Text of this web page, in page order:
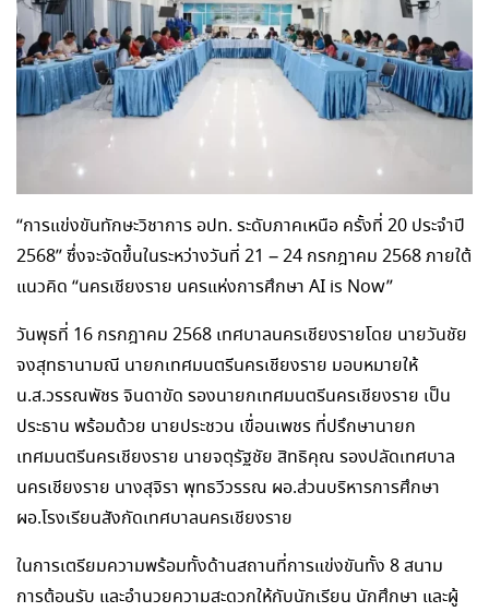
“การแข่งขันทักษะวิชาการ อปท. ระดับภาคเหนือ ครั้งที่ 20 ประจำปี
2568” ซึ่งจะจัดขึ้นในระหว่างวันที่ 21 – 24 กรกฎาคม 2568 ภายใต้
แนวคิด “นครเชียงราย นครแห่งการศึกษา AI is Now”
วันพุธที่ 16 กรกฎาคม 2568 เทศบาลนครเชียงรายโดย นายวันชัย
จงสุทธานามณี นายกเทศมนตรีนครเชียงราย มอบหมายให้
น.ส.วรรณพัชร จินดาขัด รองนายกเทศมนตรีนครเชียงราย เป็น
ประธาน พร้อมด้วย นายประชวน เขื่อนเพชร ที่ปรึกษานายก
เทศมนตรีนครเชียงราย นายจตุรัฐชัย สิทธิคุณ รองปลัดเทศบาล
นครเชียงราย นางสุจิรา พุทธวีวรรณ ผอ.ส่วนบริหารการศึกษา
ผอ.โรงเรียนสังกัดเทศบาลนครเชียงราย
ในการเตรียมความพร้อมทั้งด้านสถานที่การแข่งขันทั้ง 8 สนาม
การต้อนรับ และอำนวยความสะดวกให้กับนักเรียน นักศึกษา และผู้